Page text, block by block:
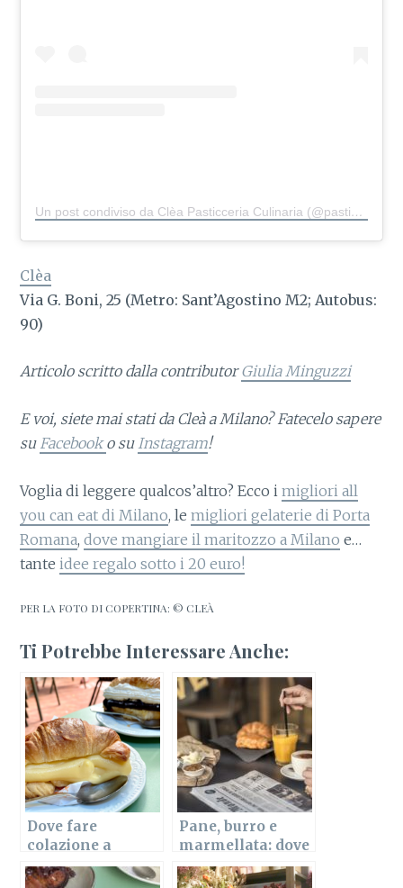
Un post condiviso da Clèa Pasticceria Culinaria (@pasticceriaclea)
Clèa
Via G. Boni, 25 (Metro: Sant’Agostino M2; Autobus:
90)
Articolo scritto dalla contributorGiulia Minguzzi
E voi, siete mai stati da Cleà a Milano? Fatecelo sapere
su Facebooko su Instagram!
Voglia di leggere qualcos’altro? Ecco imigliori all
you can eat di Milano, lemigliori gelaterie di Porta
Romana,dove mangiare il maritozzo a Milano e…
tante idee regalo sotto i 20 euro!
PER LA FOTO DI COPERTINA: © CLEÀ
Ti Potrebbe Interessare Anche:
Dove fare
colazione a
Milano, zona per
zona
Pane, burro e
marmellata: dove
mangiarli a
Milano